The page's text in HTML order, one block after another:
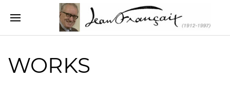
WORKS